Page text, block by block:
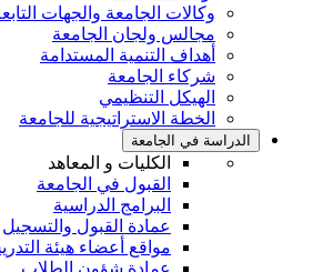
وكالات الجامعة والجهات
مجالس ولجان الجامعة
أهداف التنمية المستدامة
شركاء الجامعة
الهيكل التنظيمي
الخطة الاستراتيجية للجامعة
الدراسة في الجامعة
الكليات و المعاهد
القبول في الجامعة
البرامج الدراسية
عمادة القبول والتسجيل
مواقع أعضاء هيئة
عمادة شؤون الطلاب